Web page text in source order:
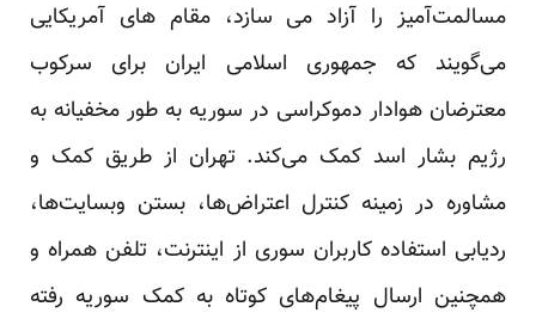
مسالمت‌آمیز را آزاد می سازد، مقام های آمریکایی
می‌گویند که جمهوری اسلامی ایران برای سرکوب
معترضان هوادار دموکراسی در سوریه به طور مخفیانه به
رژیم بشار اسد کمک می‌کند. تهران از طریق کمک و
مشاوره در زمینه کنترل اعتراض‌ها، بستن وبسایت‌ها،
ردیابی استفاده کاربران سوری از اینترنت، تلفن همراه و
همچنین ارسال پیغام‌های کوتاه به کمک سوریه رفته